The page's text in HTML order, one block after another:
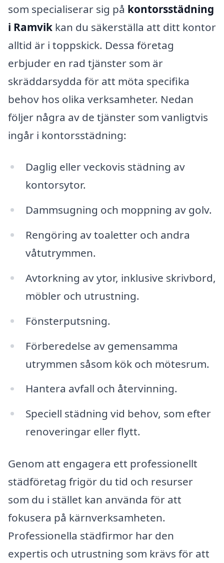
som specialiserar sig på kontorsstädning
i Ramvik kan du säkerställa att ditt kontor
alltid är i toppskick. Dessa företag
erbjuder en rad tjänster som är
skräddarsydda för att möta specifika
behov hos olika verksamheter. Nedan
följer några av de tjänster som vanligtvis
ingår i kontorsstädning:
Daglig eller veckovis städning av
kontorsytor.
Dammsugning och moppning av golv.
Rengöring av toaletter och andra
våtutrymmen.
Avtorkning av ytor, inklusive skrivbord,
möbler och utrustning.
Fönsterputsning.
Förberedelse av gemensamma
utrymmen såsom kök och mötesrum.
Hantera avfall och återvinning.
Speciell städning vid behov, som efter
renoveringar eller flytt.
Genom att engagera ett professionellt
städföretag frigör du tid och resurser
som du i stället kan använda för att
fokusera på kärnverksamheten.
Professionella städfirmor har den
expertis och utrustning som krävs för att